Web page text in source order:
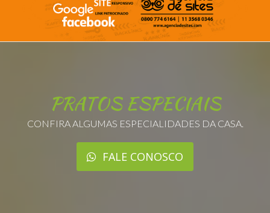
PRATOS ESPECIAIS
CONFIRA ALGUMAS ESPECIALIDADES DA CASA.
FALE CONOSCO